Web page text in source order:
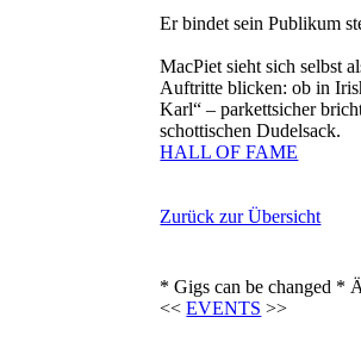
Er bindet sein Publikum
MacPiet sieht sich selbst
Auftritte blicken: ob in
Karl“ – parkettsicher
schottischen Dudelsack.
HALL OF FAME
Zurück zur Übersicht
* Gigs can be changed *
<<EVENTS >>